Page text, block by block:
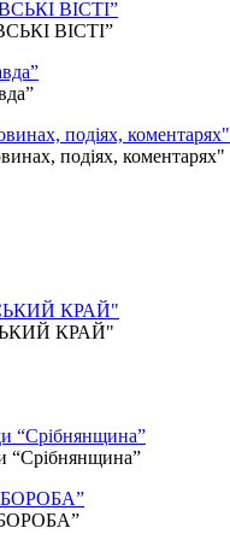
ВІСТІ”
ВІСТІ”
подіях, коментарях"
подіях, коментарях"
КРАЙ"
КРАЙ"
“Срібнянщина”
“Срібнянщина”